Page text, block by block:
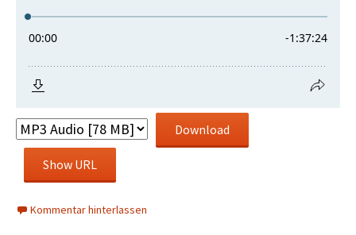
Download
Show URL
Kommentar hinterlassen